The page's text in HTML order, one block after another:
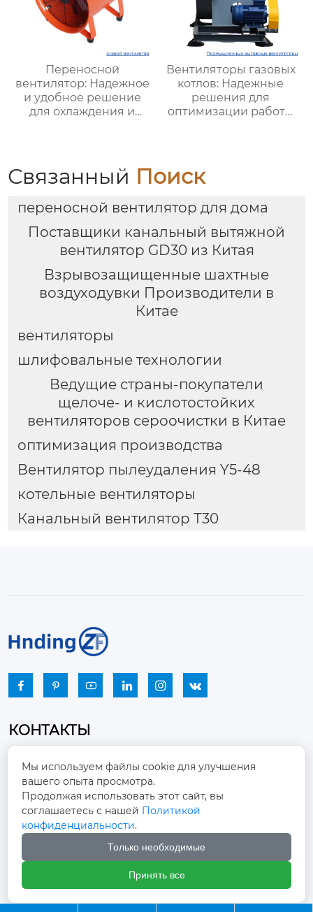
Переносной
вентилятор: Надежное
и удобное решение
для охлаждения и
Вентиляторы газовых
котлов: Надежные
решения для
оптимизации работы
Связанный Поиск
переносной вентилятор для дома
Поставщики канальный вытяжной
вентилятор GD30 из Китая
Взрывозащищенные шахтные
воздуходувки Производители в
Китае
вентиляторы
шлифовальные технологии
Ведущие страны-покупатели
щелоче- и кислотостойких
вентиляторов сероочистки в Китае
оптимизация производства
Вентилятор пылеудаления Y5-48
котельные вентиляторы
Канальный вентилятор Т30
     
КОНТАКТЫ

район Чжоуцунь, город Цзыбо, провинция
Шаньдун
 winston-xu@hengdingfan.com
+86-13806434669
 +86 13806434669
Мы используем файлы cookie для улучшения
вашего опыта просмотра.
Продолжая использовать этот сайт, вы
соглашаетесь с нашей Политикой
конфиденциальности.
Только необходимые
Принять все